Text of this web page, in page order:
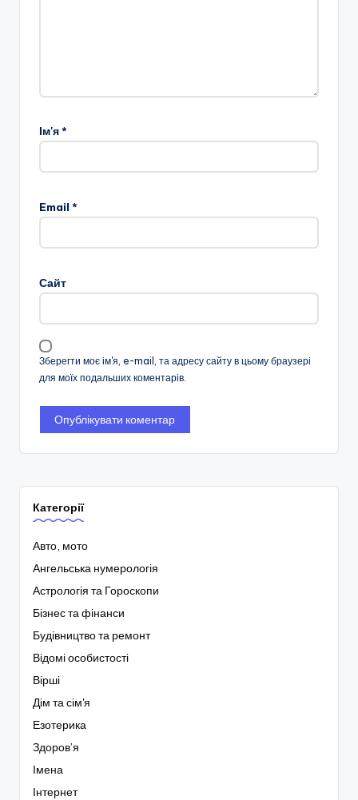
Ім'я*
Email *
Сайт
Зберегти моє ім'я, e-mail, та адресу сайту в цьому браузері
для моїх подальших коментарів.
Категорії
Авто, мото
Ангельська нумерологія
Астрологія та Гороскопи
Бізнес та фінанси
Будівництво та ремонт
Відомі особистості
Вірші
Дім та сім'я
Езотерика
Здоров’я
Імена
Інтернет